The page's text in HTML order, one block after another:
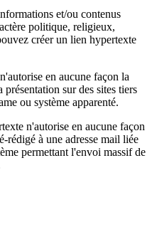
et/ou contenus
politique, religieux,
créer un lien hypertexte
en aucune façon la
sur des sites tiers
ou système apparenté.
n'autorise en aucune façon
rédigé à une adresse mail liée
permettant l'envoi massif de